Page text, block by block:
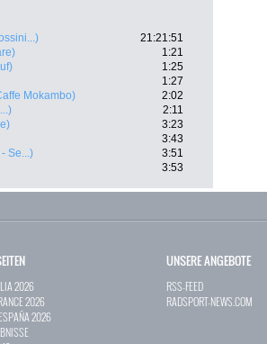
21:21:51
1:21
1:25
1:27
Mokambo)
2:02
2:11
3:23
3:43
Se...)
3:51
3:53
2026
2026
2026
UNSERE ANGEBOTE
RSS-FEED
RADSPORT-NEWS.COM